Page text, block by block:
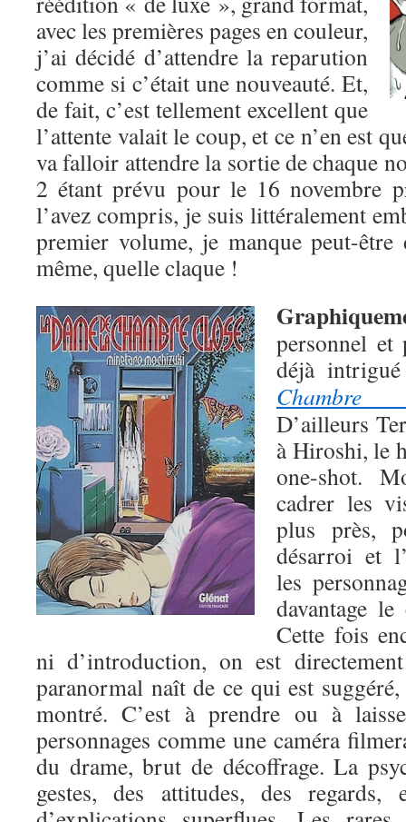
avec les premières pages en couleur,
j’ai décidé d’attendre la reparution
comme si c’était une nouveauté. Et,
de fait, c’est tellement excellent que
l’attente valait le coup, et ce n’en est
va falloir attendre la sortie de chaque
2 étant prévu pour le 16 novembre
l’avez compris, je suis littéralement
premier volume, je manque peut-
même, quelle claque !
personnel et
déjà
Chambre
D’ailleurs
à Hiroshi, le
one-shot.
cadrer les
plus près,
désarroi et
les
davantage
Cette fois
ni d’introduction, on est
paranormal naît de ce qui est
montré. C’est à prendre ou à
personnages comme une caméra
du drame, brut de décoffrage. La
gestes, des attitudes, des